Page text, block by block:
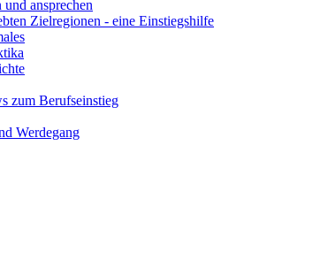
ansprechen
Zielregionen - eine Einstiegshilfe
zum Berufseinstieg
Werdegang